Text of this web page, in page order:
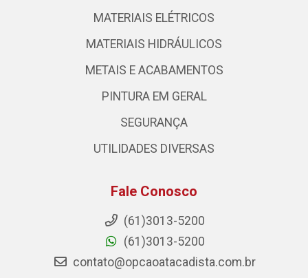
MATERIAIS ELÉTRICOS
MATERIAIS HIDRÁULICOS
METAIS E ACABAMENTOS
PINTURA EM GERAL
SEGURANÇA
UTILIDADES DIVERSAS
Fale Conosco
(61)3013-5200
(61)3013-5200
contato@opcaoatacadista.com.br